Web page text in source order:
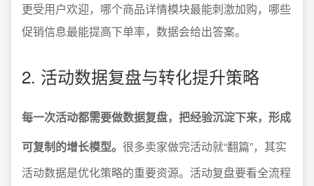
更受用户欢迎，哪个商品详情模块最能刺激加购，哪些
促销信息最能提高下单率，数据会给出答案。
2. 活动数据复盘与转化提升策略
每一次活动都需要做数据复盘，把经验沉淀下来，形成
可复制的增长模型。 很多卖家做完活动就“翻篇”，其实
活动数据是优化策略的重要资源。活动复盘要看全流程